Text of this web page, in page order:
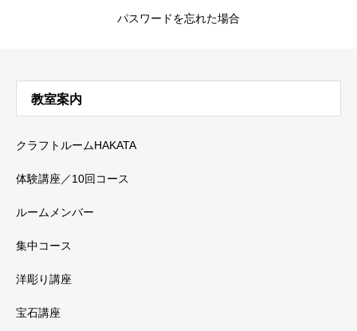
パスワードを忘れた場合
教室案内
クラフトルームHAKATA
体験講座／10回コース
ルームメンバー
集中コース
洋彫り講座
宝石講座